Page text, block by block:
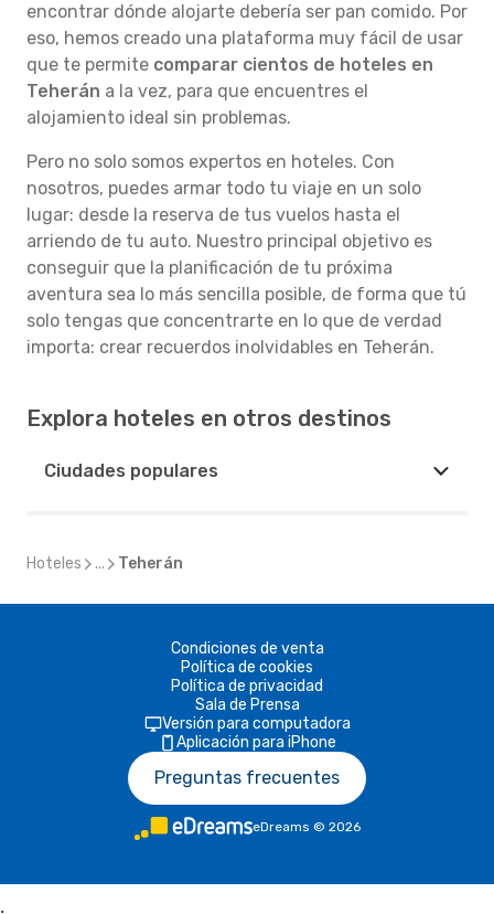
encontrar dónde alojarte debería ser pan comido. Por
eso, hemos creado una plataforma muy fácil de usar
que te permite comparar cientos de hoteles en
Teherán a la vez, para que encuentres el
alojamiento ideal sin problemas.
Pero no solo somos expertos en hoteles. Con
nosotros, puedes armar todo tu viaje en un solo
lugar: desde la reserva de tus vuelos hasta el
arriendo de tu auto. Nuestro principal objetivo es
conseguir que la planificación de tu próxima
aventura sea lo más sencilla posible, de forma que tú
solo tengas que concentrarte en lo que de verdad
importa: crear recuerdos inolvidables en Teherán.
Explora hoteles en otros destinos
Ciudades populares
Hoteles ... Teherán
Condiciones de venta
Política de cookies
Política de privacidad
Sala de Prensa
Versión para computadora
Aplicación para iPhone
Preguntas frecuentes
eDreams © 2026